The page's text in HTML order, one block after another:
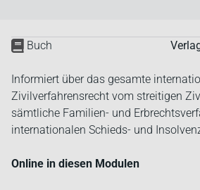
Buch
Informiert über das gesamte
Zivilverfahrensrecht vom streitigen
sämtliche Familien- und
internationalen Schieds- und
Online in diesen Modulen